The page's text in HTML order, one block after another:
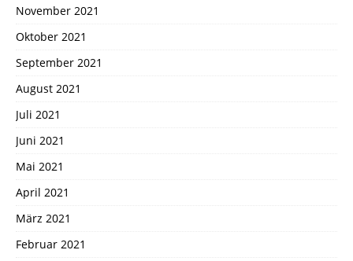
November 2021
Oktober 2021
September 2021
August 2021
Juli 2021
Juni 2021
Mai 2021
April 2021
März 2021
Februar 2021